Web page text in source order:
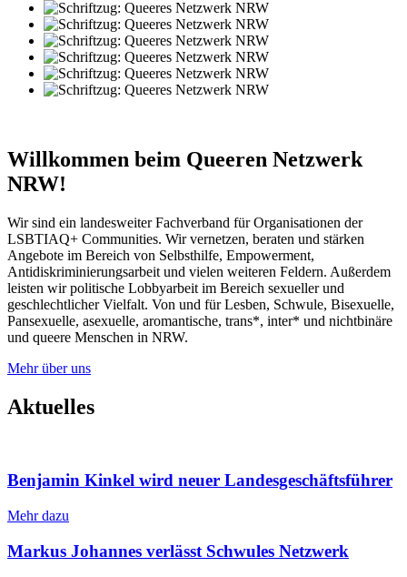
Willkommen beim Queeren Netzwerk
NRW!
Wir sind ein landesweiter Fachverband für Organisationen der
LSBTIAQ+ Communities. Wir vernetzen, beraten und stärken
Angebote im Bereich von Selbsthilfe, Empowerment,
Antidiskriminierungsarbeit und vielen weiteren Feldern. Außerdem
leisten wir politische Lobbyarbeit im Bereich sexueller und
geschlechtlicher Vielfalt. Von und für Lesben, Schwule, Bisexuelle,
Pansexuelle, asexuelle, aromantische, trans*, inter* und nichtbinäre
und queere Menschen in NRW.
Mehr über uns
Aktuelles
Benjamin Kinkel wird neuer Landesgeschäftsführer
Mehr dazu
Markus Johannes verlässt Schwules Netzwerk